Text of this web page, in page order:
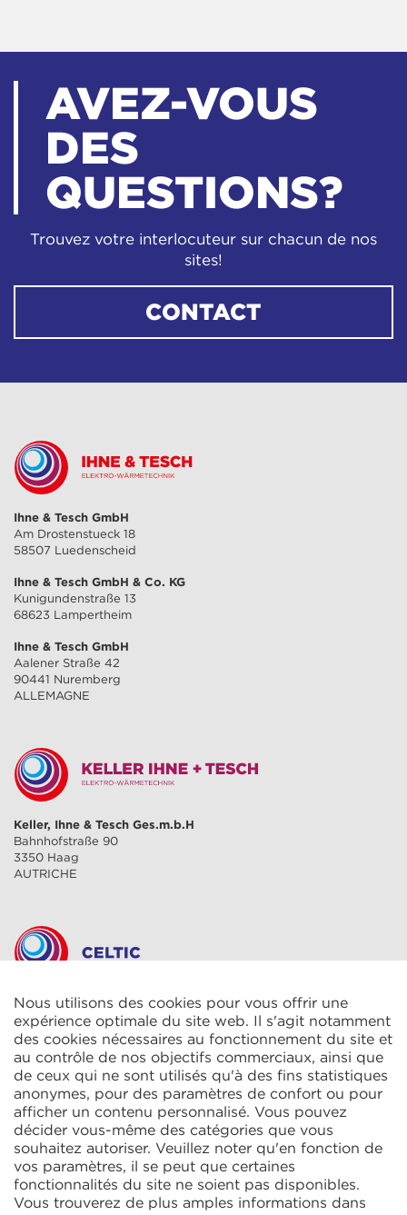
AVEZ-VOUS
DES
QUESTIONS?
Trouvez votre interlocuteur sur chacun de nos
sites!
CONTACT
Ihne & Tesch GmbH
Am Drostenstueck 18
58507 Luedenscheid
Ihne & Tesch GmbH & Co. KG
Kunigundenstraße 13
68623 Lampertheim
Ihne & Tesch GmbH
Aalener Straße 42
90441 Nuremberg
ALLEMAGNE
Keller, Ihne & Tesch Ges.m.b.H
Bahnhofstraße 90
3350 Haag
AUTRICHE
CELTIC S.A.R.L.
2 Rue René Cassin
ZAC La Villette-aux-Aulnes
77290 Mitry-Mory
FRANCE
KIT Electroheat Ltd.
Nous utilisons des cookies pour vous offrir une
expérience optimale du site web. Il s'agit notamment
des cookies nécessaires au fonctionnement du site et
au contrôle de nos objectifs commerciaux, ainsi que
de ceux qui ne sont utilisés qu'à des fins statistiques
anonymes, pour des paramètres de confort ou pour
afficher un contenu personnalisé. Vous pouvez
décider vous-même des catégories que vous
souhaitez autoriser. Veuillez noter qu'en fonction de
vos paramètres, il se peut que certaines
fonctionnalités du site ne soient pas disponibles.
Vous trouverez de plus amples informations dans